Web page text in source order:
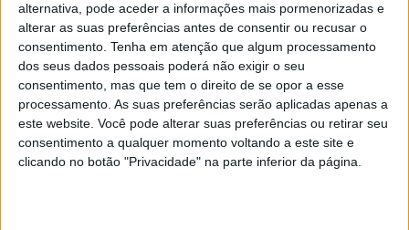
alternativa, pode aceder a informações mais pormenorizadas e
alterar as suas preferências antes de consentir ou recusar o
consentimento. Tenha em atenção que algum processamento
dos seus dados pessoais poderá não exigir o seu
consentimento, mas que tem o direito de se opor a esse
processamento. As suas preferências serão aplicadas apenas a
este website. Você pode alterar suas preferências ou retirar seu
consentimento a qualquer momento voltando a este site e
clicando no botão "Privacidade" na parte inferior da página.
POLÍTICA
Tutti-Frutti: André Ventura, o
"Frankenstein" de Loures
As escutas telefónicas do processo
acompanharam em tempo real a campanha